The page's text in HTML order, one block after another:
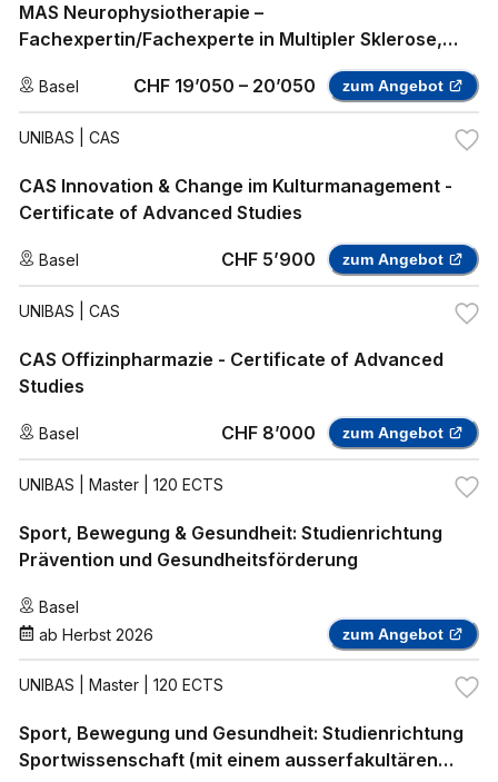
MAS Neurophysiotherapie –
Fachexpertin/Fachexperte in Multipler Sklerose,
Morbus Parkinson und Stroke - Master of Advanced
Studies
Basel CHF 19’050 – 20’050 zum Angebot
UNIBAS | CAS
CAS Innovation & Change im Kulturmanagement -
Certificate of Advanced Studies
Basel CHF 5’900 zum Angebot
UNIBAS | CAS
CAS Offizinpharmazie - Certificate of Advanced
Studies
Basel CHF 8’000 zum Angebot
UNIBAS | Master | 120 ECTS
Sport, Bewegung & Gesundheit: Studienrichtung
Prävention und Gesundheitsförderung
Basel
ab Herbst 2026 zum Angebot
UNIBAS | Master | 120 ECTS
Sport, Bewegung und Gesundheit: Studienrichtung
Sportwissenschaft (mit einem ausserfakultären